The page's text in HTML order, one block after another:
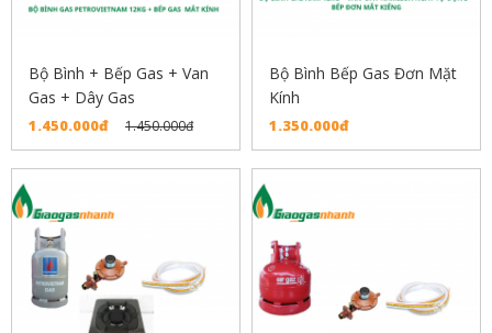
Bộ Bình + Bếp Gas + Van
Gas + Dây Gas
1.450.000đ 1.450.000đ
Bộ Bình Bếp Gas Đơn Mặt
Kính
1.350.000đ